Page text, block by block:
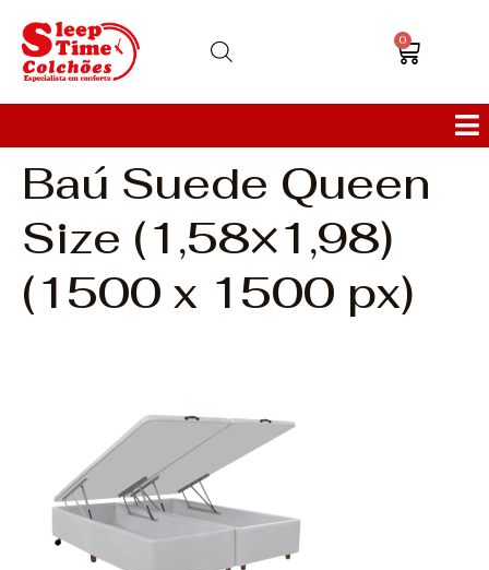
0
Colchões
Bases
Sofás
Móveis
Acessórios
Baú Suede Queen
Size (1,58×1,98)
(1500 x 1500 px)